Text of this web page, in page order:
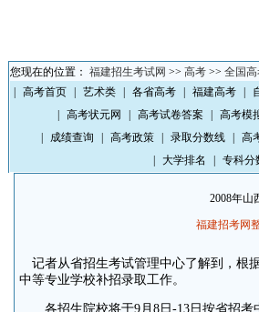
您现在的位置： 福建招生考试网 >> 高考 >> 全国
高考首页 艺术类 各省高考 福建高考
高考状元网 高考试卷答案 高考模
成绩查询 高考政策 录取分数线 高
大学排名 专科分
2008年山
福建招考网
记者从省招生考试管理中心了解到，根
中等专业学校补招录取工作。
各招生院校将于9月8日-13日按省招考